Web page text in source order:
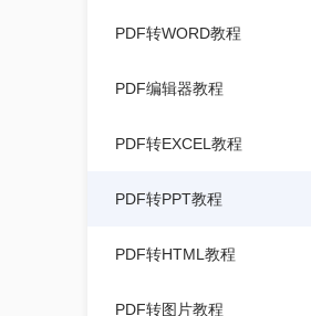
PDF转WORD教程
PDF编辑器教程
PDF转EXCEL教程
PDF转PPT教程
PDF转HTML教程
PDF转图片教程